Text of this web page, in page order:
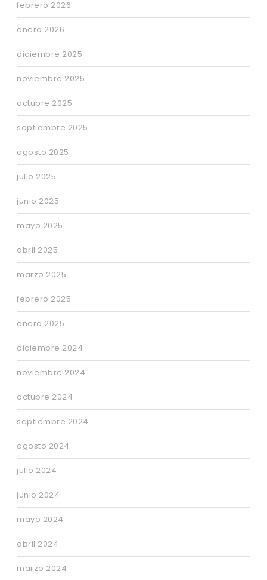
febrero 2026
enero 2026
diciembre 2025
noviembre 2025
octubre 2025
septiembre 2025
agosto 2025
julio 2025
junio 2025
mayo 2025
abril 2025
marzo 2025
febrero 2025
enero 2025
diciembre 2024
noviembre 2024
octubre 2024
septiembre 2024
agosto 2024
julio 2024
junio 2024
mayo 2024
abril 2024
marzo 2024